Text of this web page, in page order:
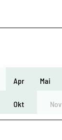
Apr Mai
Okt Nov